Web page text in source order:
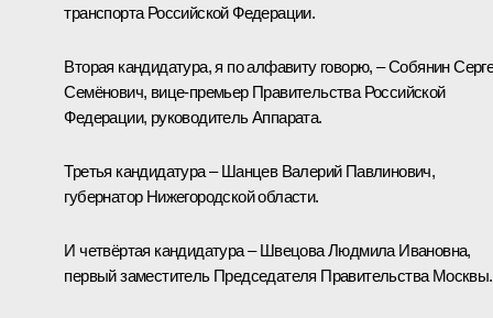
транспорта Российской Федерации.
Вторая кандидатура, я по алфавиту говорю, – Собянин
Семёнович, вице-премьер Правительства Российской
Федерации, руководитель Аппарата.
Третья кандидатура – Шанцев Валерий Павлинович,
губернатор Нижегородской области.
И четвёртая кандидатура – Швецова Людмила Ивановна,
первый заместитель Председателя Правительства Москвы.